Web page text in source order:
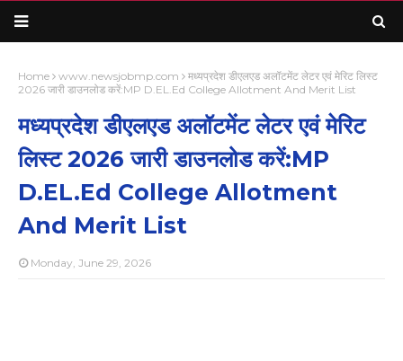
Home www.newsjobmp.com
मध्यप्रदेश डीएलएड अलॉटमेंट लेटर एवं मेरिट लिस्ट
2026 जारी डाउनलोड करें:MP D.EL.Ed College Allotment And Merit List
मध्यप्रदेश डीएलएड अलॉटमेंट लेटर एवं मेरिट
लिस्ट 2026 जारी डाउनलोड करें:MP
D.EL.Ed College Allotment
And Merit List
Monday, June 29, 2026